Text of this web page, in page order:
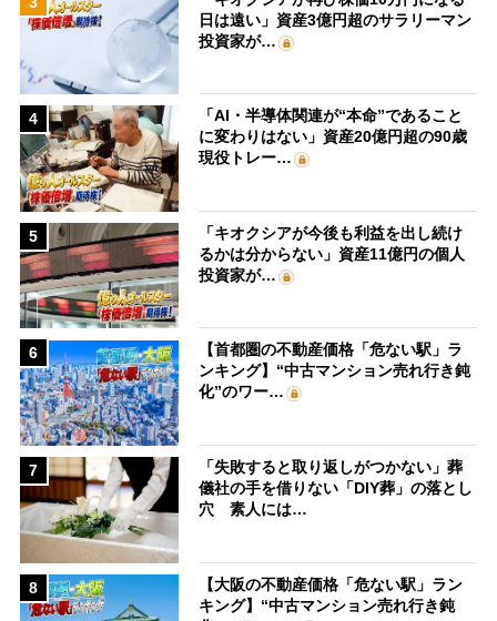
日は遠い」資産3億円超のサラリーマン
投資家が…
4
「AI・半導体関連が“本命”であること
に変わりはない」資産20億円超の90歳
現役トレー…
5
「キオクシアが今後も利益を出し続け
るかは分からない」資産11億円の個人
投資家が…
6
【首都圏の不動産価格「危ない駅」ラ
ンキング】“中古マンション売れ行き鈍
化”のワー…
7
「失敗すると取り返しがつかない」葬
儀社の手を借りない「DIY葬」の落とし
穴 素人には…
8
【大阪の不動産価格「危ない駅」ラン
キング】“中古マンション売れ行き鈍